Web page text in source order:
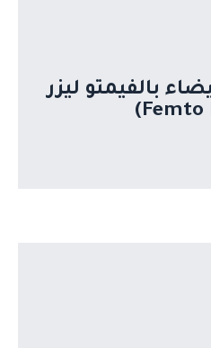
بالفيمتو ليزر
التقنيات تطورًا وأمانًا.